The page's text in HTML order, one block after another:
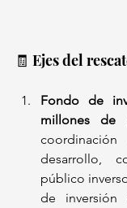
🧾 Ejes del
Fondo de
millones de
desarrollo,
público
de inversión